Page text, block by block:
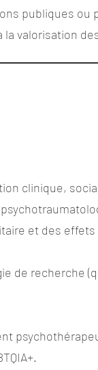
publiques ou
la valorisation
clinique,
et des
de recherche